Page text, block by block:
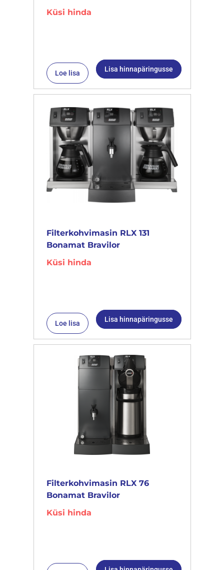
Küsi hinda
Loe lisa Lisa hinnapäringusse
Filterkohvimasin RLX 131
Bonamat Bravilor
Küsi hinda
Loe lisa Lisa hinnapäringusse
Filterkohvimasin RLX 76
Bonamat Bravilor
Küsi hinda